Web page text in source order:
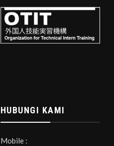
HUBUNGI KAMI
Mobile :